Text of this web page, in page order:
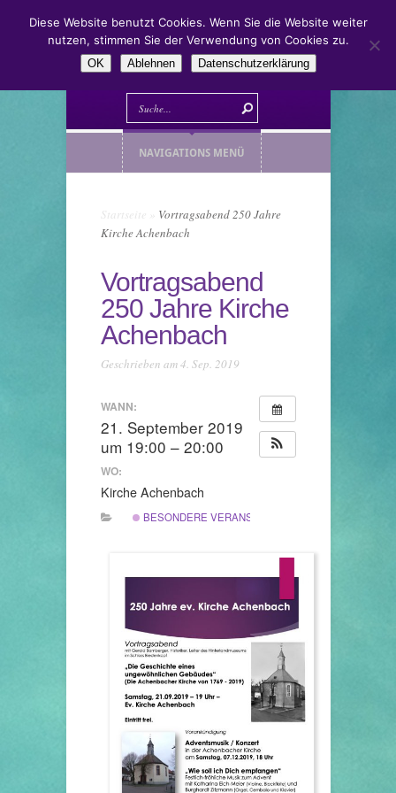
NAVIGATIONS MENÜ
Startseite
Vortragsabend 250 Jahre
Kirche Achenbach
Vortragsabend
250 Jahre Kirche
Achenbach
Geschrieben am 4. Sep. 2019
WANN:
21. September 2019
um 19:00 – 20:00
WO:
Kirche Achenbach
BESONDERE VERANSTALTUNG
Diese Website benutzt Cookies. Wenn Sie die Website weiter
nutzen, stimmen Sie der Verwendung von Cookies zu.
OK Ablehnen Datenschutzerklärung